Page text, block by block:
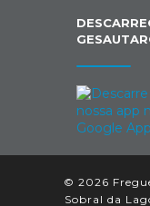
© 2026
Sobral da